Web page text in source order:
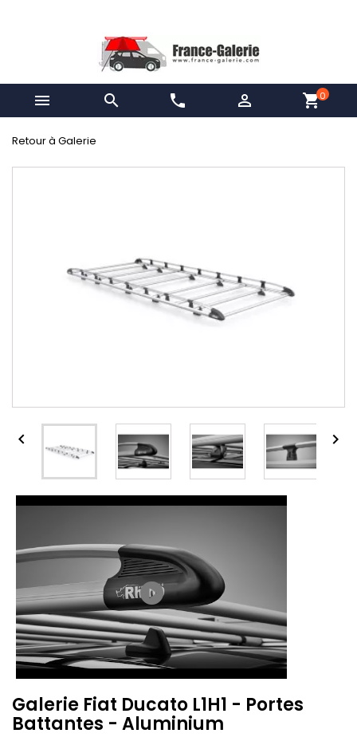
  phone  shopping_cart0
Retour à Galerie
 
play_circle_filled
Galerie Fiat Ducato L1H1 - Portes
Battantes - Aluminium